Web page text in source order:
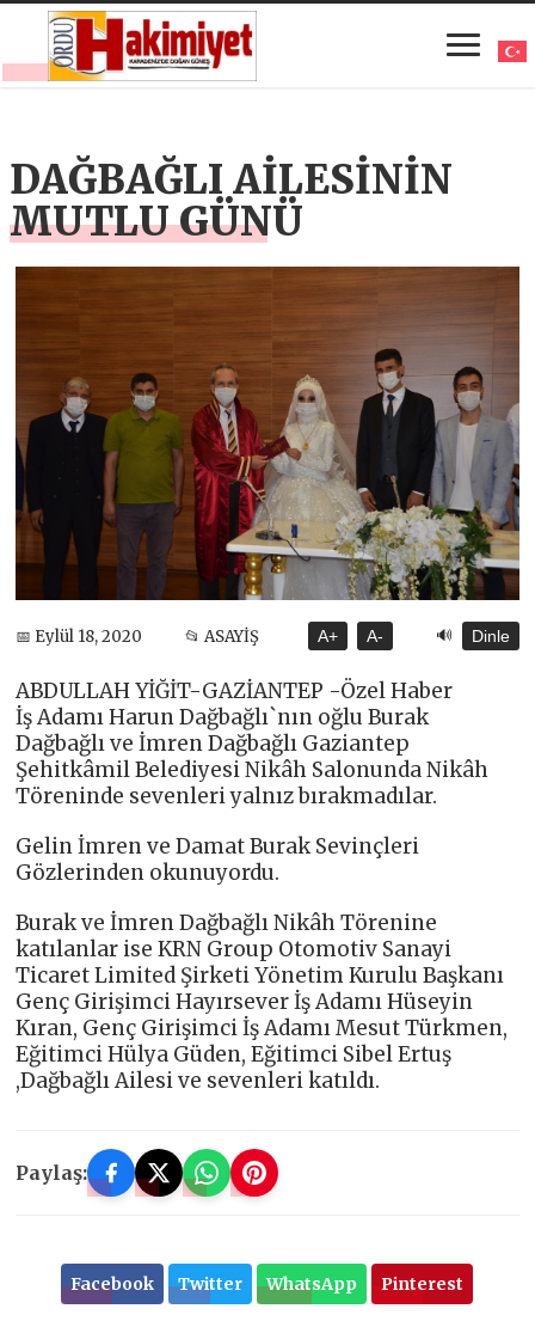
DAĞBAĞLI AİLESİNİN
MUTLU GÜNÜ
📅 Eylül 18, 2020 📂 ASAYİŞ A+ A- 🔊 Dinle
ABDULLAH YİĞİT-GAZİANTEP -Özel Haber
İş Adamı Harun Dağbağlı`nın oğlu Burak
Dağbağlı ve İmren Dağbağlı Gaziantep
Şehitkâmil Belediyesi Nikâh Salonunda Nikâh
Töreninde sevenleri yalnız bırakmadılar.
Gelin İmren ve Damat Burak Sevinçleri
Gözlerinden okunuyordu.
Burak ve İmren Dağbağlı Nikâh Törenine
katılanlar ise KRN Group Otomotiv Sanayi
Ticaret Limited Şirketi Yönetim Kurulu Başkanı
Genç Girişimci Hayırsever İş Adamı Hüseyin
Kıran, Genç Girişimci İş Adamı Mesut Türkmen,
Eğitimci Hülya Güden, Eğitimci Sibel Ertuş
,Dağbağlı Ailesi ve sevenleri katıldı.
Paylaş:
Facebook Twitter WhatsApp Pinterest